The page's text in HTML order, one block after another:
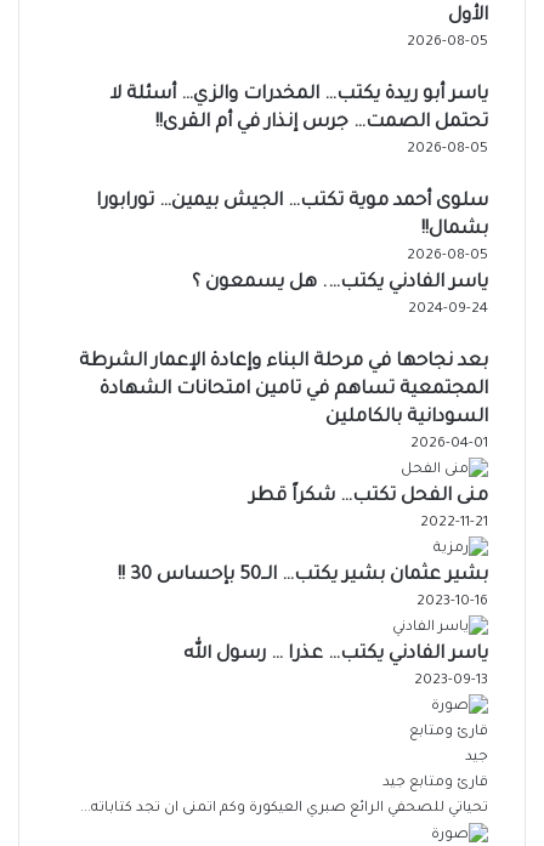
الأول
2026-08-05
ياسر أبو ريدة يكتب… المخدرات والزي… أسئلة لا
تحتمل الصمت… جرس إنذار في أم القرى!!
2026-08-05
سلوى أحمد موية تكتب… الجيش بيمين… تورابورا
بشمال!!
2026-08-05
ياسر الفادني يكتب…. هل يسمعون ؟
2024-09-24
بعد نجاحها في مرحلة البناء وإعادة الإعمار الشرطة
المجتمعية تساهم في تامين امتحانات الشهادة
السودانية بالكاملين
2026-04-01
منى الفحل تكتب… شكراً قطر
2022-11-21
بشير عثمان بشير يكتب… الــ50 بإحساس 30 !!
2023-10-16
ياسر الفادني يكتب… عذرا … رسول الله
2023-09-13
قارئ ومتابع جيد
تحياتي للصحفي الرائع صبري العيكورة وكم اتمنى ان تجد كتاباته...